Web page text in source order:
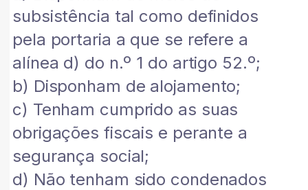
subsistência tal como definidos
pela portaria a que se refere a
alínea d) do n.º 1 do artigo 52.º;
b) Disponham de alojamento;
c) Tenham cumprido as suas
obrigações fiscais e perante a
segurança social;
d) Não tenham sido condenados